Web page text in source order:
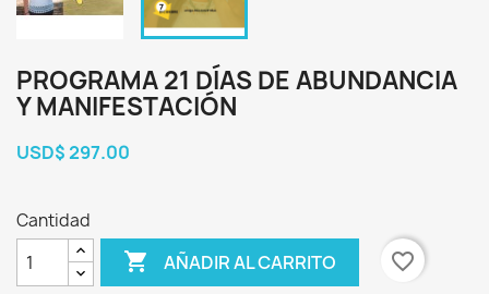
PROGRAMA 21 DÍAS DE ABUNDANCIA
Y MANIFESTACIÓN
USD$ 297.00
Cantidad
 AÑADIR AL CARRITO
favorite_border